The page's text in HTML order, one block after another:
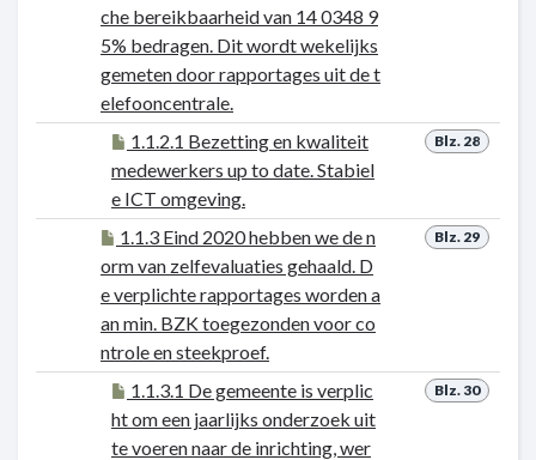
che bereikbaarheid van 14 0348 9
5% bedragen. Dit wordt wekelijks
gemeten door rapportages uit de t
elefooncentrale.
Blz. 28
1.1.2.1 Bezetting en kwaliteit
medewerkers up to date. Stabiel
e ICT omgeving.
Blz. 29
1.1.3 Eind 2020 hebben we de n
orm van zelfevaluaties gehaald. D
e verplichte rapportages worden a
an min. BZK toegezonden voor co
ntrole en steekproef.
Blz. 30
1.1.3.1 De gemeente is verplic
ht om een jaarlijks onderzoek uit
te voeren naar de inrichting, wer